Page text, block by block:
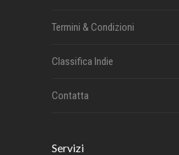
Termini & Condizioni
Classifica Indie
Contatta
Servizi